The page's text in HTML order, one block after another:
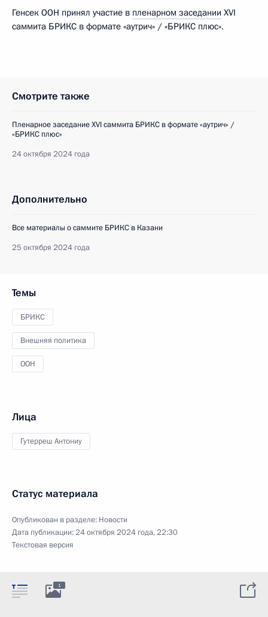
Генсек ООН принял участие в пленарном заседании XVI
саммита БРИКС в формате «аутрич» / «БРИКС плюс».
Смотрите также
Пленарное заседание XVI саммита БРИКС в формате «аутрич» /
«БРИКС плюс»
24 октября 2024 года
Дополнительно
Все материалы о саммите БРИКС в Казани
25 октября 2024 года
Темы
БРИКС
Внешняя политика
ООН
Лица
Гутерреш Антониу
Статус материала
Опубликован в разделе: Новости
Дата публикации:24 октября 2024 года, 22:30
Текстовая версия
1